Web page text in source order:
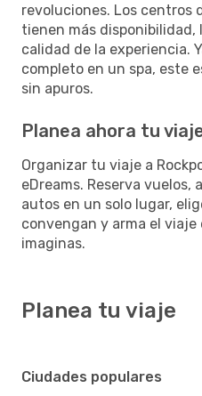
revoluciones. Los centros
tienen más disponibilidad,
calidad de la experiencia.
completo en un spa, este
sin apuros.
Planea ahora tu
Organizar tu viaje a
eDreams. Reserva
autos en un solo lugar,
convengan y arma el
imaginas.
Planea tu viaje
Ciudades populares